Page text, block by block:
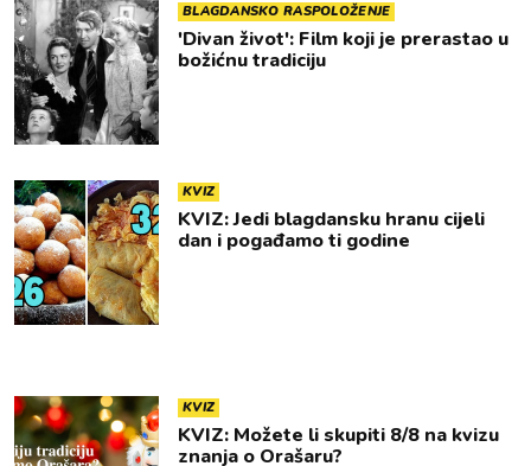
BLAGDANSKO RASPOLOŽENJE
'Divan život': Film koji je prerastao u
božićnu tradiciju
KVIZ
KVIZ: Jedi blagdansku hranu cijeli
dan i pogađamo ti godine
KVIZ
KVIZ: Možete li skupiti 8/8 na kvizu
znanja o Orašaru?